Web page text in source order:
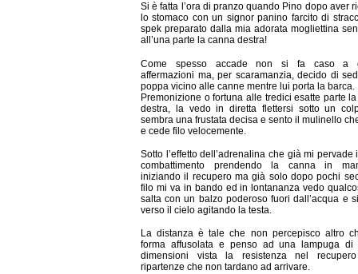
Si è fatta l’ora di pranzo quando Pino dopo aver
lo stomaco con un signor panino farcito di
spek preparato dalla mia adorata mogliettina
all’una parte la canna destra!
Come spesso accade non si fa caso a
affermazioni ma, per scaramanzia, decido di
poppa vicino alle canne mentre lui porta la barca.
Premonizione o fortuna alle tredici esatte parte
destra, la vedo in diretta flettersi sotto un
sembra una frustata decisa e sento il mulinello
e cede filo velocemente.
Sotto l’effetto dell’adrenalina che già mi pervade
combattimento prendendo la canna in
iniziando il recupero ma già solo dopo pochi
filo mi va in bando ed in lontananza vedo
salta con un balzo poderoso fuori dall’acqua e
verso il cielo agitando la testa.
La distanza è tale che non percepisco altro
forma affusolata e penso ad una lampuga di
dimensioni vista la resistenza nel
ripartenze che non tardano ad arrivare.